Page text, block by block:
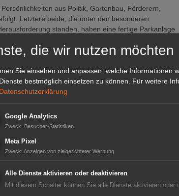
aus Politik, Gartenbau, Förderern,
Letztere beide, die unter den besonderen
standen, haben eine fertige Parkanlage
was von allen Rednern gewürdigt wurde, lag im
nah und fern in seiner neuen, erweiterten Pracht
sowie das neue „Grüne Band" und die frisch
Fülle
die wir nutzen möchten
Sie einsehen und anpassen, welche Informationen
bestmöglich einsetzen zu können.
Für weitere
Datenschutzerklärung
Google Analytics
Zweck: Besucher-Statistiken
Meta Pixel
Zweck: Anzeigen von zielgerichteter Werbung
Alle Dienste aktivieren oder deaktivieren
Mit diesem Schalter können Sie alle Dienste aktivieren oder